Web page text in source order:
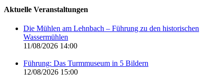
Aktuelle Veranstaltungen
Die Mühlen am Lehnbach – Führung zu den historischen
Wassermühlen
11/08/2026 14:00
Führung: Das Turmmuseum in 5 Bildern
12/08/2026 15:00